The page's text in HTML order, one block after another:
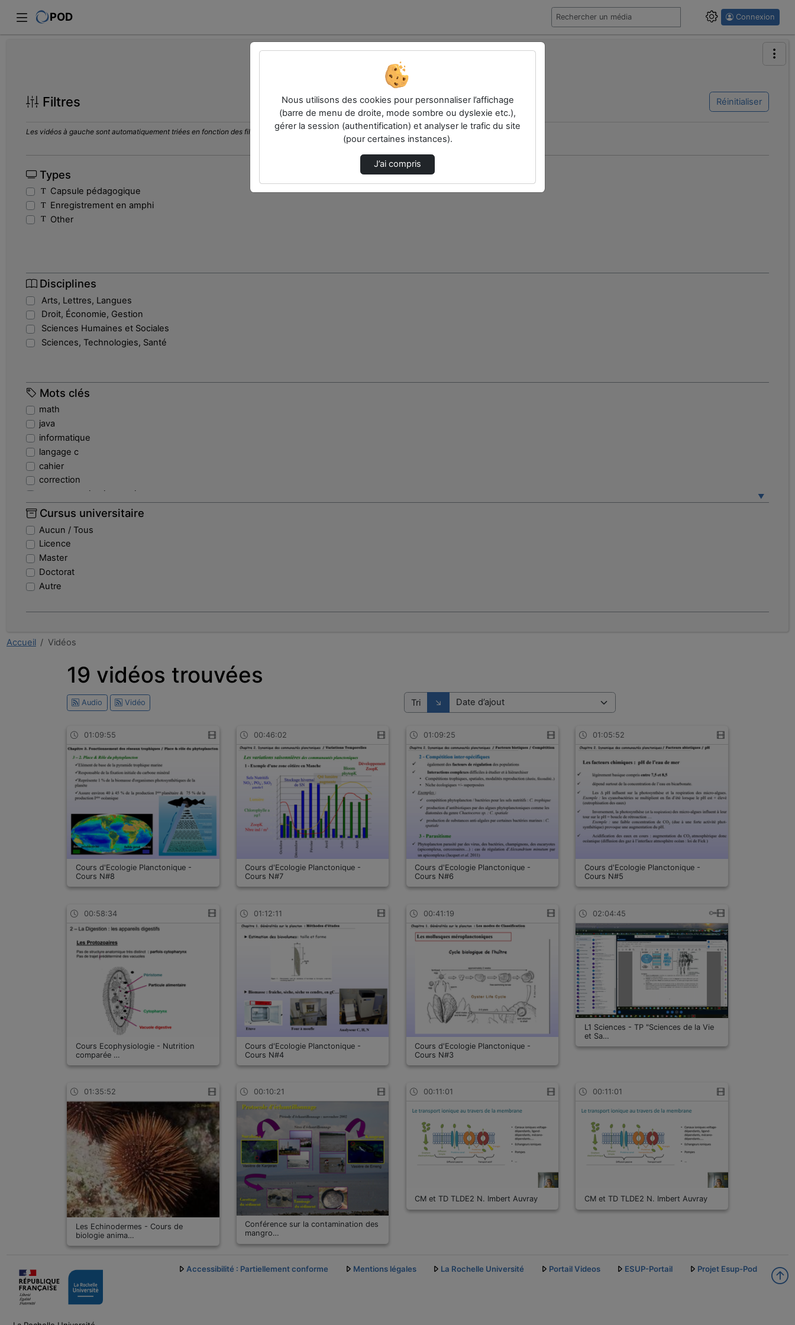
POD Connexion
Filtres Réinitialiser
Les vidéos à gauche sont automatiquement triées en fonction des filtres sélectionnés ci-dessous. Vérifiez les options pour ajuster les résultats.
Types
Capsule pédagogique
Enregistrement en amphi
Other
Disciplines
Arts, Lettres, Langues
Droit, Économie, Gestion
Sciences Humaines et Sociales
Sciences, Technologies, Santé
Mots clés
math
java
informatique
langage c
cahier
correction
programmation imperative
echouage
dauphin
de
bilan
professeure
Cursus universitaire
Aucun / Tous
Licence
Master
Doctorat
Autre
Accueil Vidéos
19 vidéos trouvées
Audio Vidéo Tri ↘
Direction de tri
01:09:55
Cours d'Ecologie Planctonique -
Cours N#8
00:46:02
Cours d'Ecologie Planctonique -
Cours N#7
01:09:25
Cours d'Ecologie Planctonique -
Cours N#6
01:05:52
Cours d'Ecologie Planctonique -
Cours N#5
00:58:34
Cours Ecophysiologie - Nutrition
comparée …
01:12:11
Cours d'Ecologie Planctonique -
Cours N#4
00:41:19
Cours d'Ecologie Planctonique -
Cours N#3
02:04:45
L1 Sciences - TP "Sciences de la Vie
et Sa…
01:35:52
Les Echinodermes - Cours de
biologie anima…
00:10:21
Conférence sur la contamination des
mangro…
00:11:01
CM et TD TLDE2 N. Imbert Auvray
00:11:01
CM et TD TLDE2 N. Imbert Auvray
Accessibilité : Partiellement conforme Mentions légales La Rochelle Université Portail Videos ESUP-Portail Projet Esup-Pod
Nous utilisons des cookies pour personnaliser l’affichage
(barre de menu de droite, mode sombre ou dyslexie etc.),
gérer la session (authentification) et analyser le trafic du site
(pour certaines instances).
J’ai compris